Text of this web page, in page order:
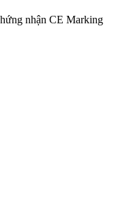
nhận CE Marking